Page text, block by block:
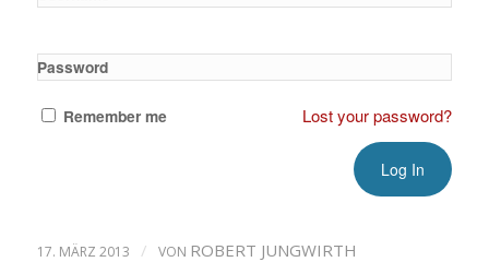
Password
Remember me Lost your password?
17. MÄRZ 2013 / VON ROBERT JUNGWIRTH